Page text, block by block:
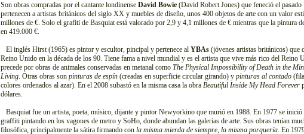
Son obras compradas por el cantante londinense David Bowie (David Robert Jones) que feneció el pasado
pertenecen a artistas británicos del siglo XX y muebles de diseño, unos 400 objetos de arte con un valor
millones de €. Solo el grafiti de Basquiat está valorado por 2,9 y 4,1 millones de € mientras que la pintura
en 419.000 €.
El inglés Hirst (1965) es pintor y escultor, pincipal y pertenece al YBAs (jóvenes artistas británicos) que
Reino Unido en la década de los 90. Tiene fama a nivel mundial y es el artista que vive más rico del Reino
precede por obras de animales conservadas en metanal como The Physical Impossibility of Death in the
Living . Otras obras son pinturas de espín (creadas en superficie circular girando) y pinturas al contado
colores ordenados al azar). En el 2008 subastó en la misma casa la obra Beautiful Inside My Head Forever
dólares.
Basquiat fue un artista, poeta, músico, dijante y pintor Newyorkino que murió en 1988. En 1977 se inició
graffiti pintando en los vagones de metro y SoHo, donde abundan las galerías de arte. Sus obras tenían
filosófica, principalmente la sátira firmando con la misma mierda de siempre la misma porquería . En